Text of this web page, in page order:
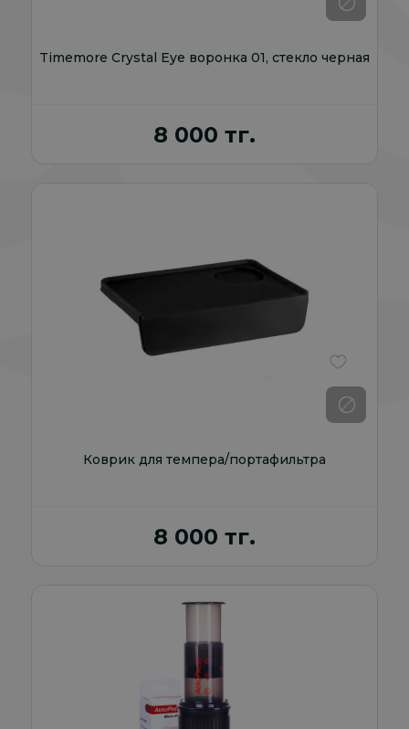
Timemore Crystal Eye воронка 01, стекло черная
8 000 тг.
Коврик для темпера/портафильтра
8 000 тг.
В